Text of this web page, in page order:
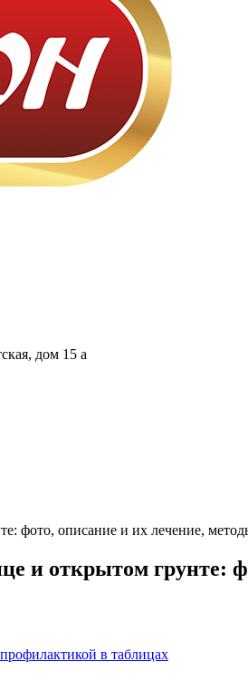
дом 15 а
фото, описание и их лечение,
и открытом
в таблицах